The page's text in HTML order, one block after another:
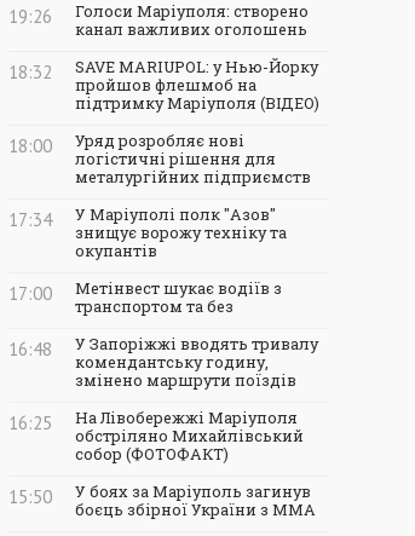
19:26
Голоси Маріуполя: створено
канал важливих оголошень
18:32
SAVE MARIUPOL: у Нью-Йорку
пройшов флешмоб на
підтримку Маріуполя (ВІДЕО)
18:00
Уряд розробляє нові
логістичні рішення для
металургійних підприємств
17:34
У Маріуполі полк "Азов"
знищує ворожу техніку та
окупантів
17:00
Метінвест шукає водіїв з
транспортом та без
16:48
У Запоріжжі вводять тривалу
комендантську годину,
змінено маршрути поїздів
16:25
На Лівобережжі Маріуполя
обстріляно Михайлівський
собор (ФОТОФАКТ)
15:50
У боях за Маріуполь загинув
боєць збірної України з ММА